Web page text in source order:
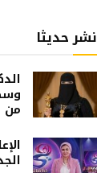
نشر حديثا
من